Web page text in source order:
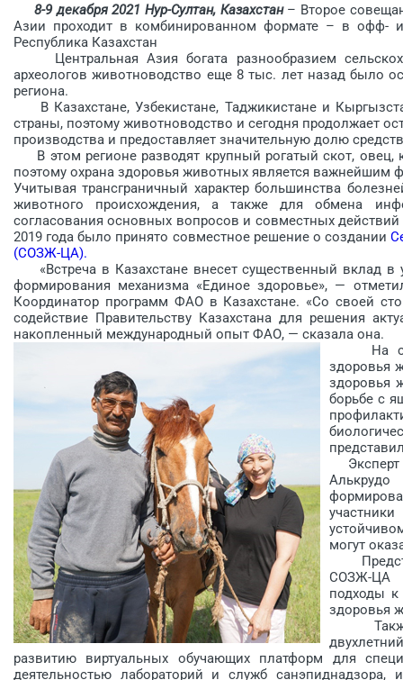
8-9 декабря 2021 Нур-Султан, Казахстан– Второе
Азии проходит в комбинированном формате – в офф- и
Республика Казахстан
Центральная Азия богата разнообразием
археологов животноводство еще 8 тыс. лет назад было
региона.
В Казахстане, Узбекистане, Таджикистане и
страны, поэтому животноводство и сегодня продолжает
производства и предоставляет значительную долю
В этом регионе разводят крупный рогатый скот, овец,
поэтому охрана здоровья животных является важнейшим
Учитывая трансграничный характер большинства
животного происхождения, а также для обмена
согласования основных вопросов и совместных
2019 года было принято совместное решение о создании
(СОЗЖ-ЦА).
«Встреча в Казахстане внесет существенный вклад в
формирования механизма «Единое здоровье», —
Координатор программ ФАО в Казахстане. «Со своей
содействие Правительству Казахстана для решения
накопленный международный опыт ФАО, — сказала она.
На
здоровья
здоровья
борьбе с
Эксперт
могут
СОЗЖ-ЦА
подходы
здоровья
Также в
развитию виртуальных обучающих платформ для
деятельностью лабораторий и служб